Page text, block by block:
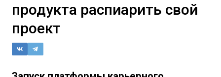
продукта распиарить свой
проект